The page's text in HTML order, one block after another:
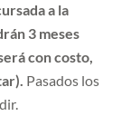
a la
3 meses
con costo,
Pasados los